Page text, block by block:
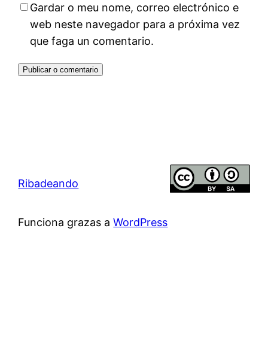
Gardar o meu nome, correo electrónico e
web neste navegador para a próxima vez
que faga un comentario.
Ribadeando
Funciona grazas aWordPress